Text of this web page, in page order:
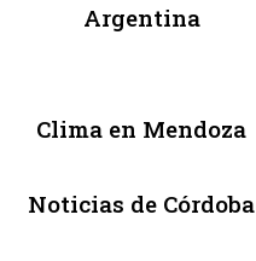
Argentina
Clima en Mendoza
Noticias de Córdoba